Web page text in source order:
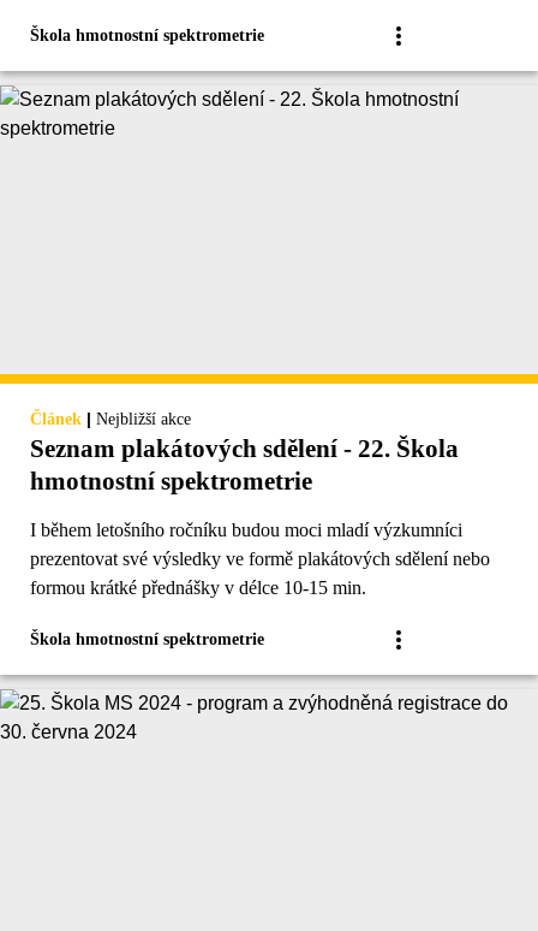
Škola hmotnostní spektrometrie
Článek | Nejbližší akce
Seznam plakátových sdělení - 22. Škola
hmotnostní spektrometrie
I během letošního ročníku budou moci mladí výzkumníci
prezentovat své výsledky ve formě plakátových sdělení nebo
formou krátké přednášky v délce 10-15 min.
Škola hmotnostní spektrometrie